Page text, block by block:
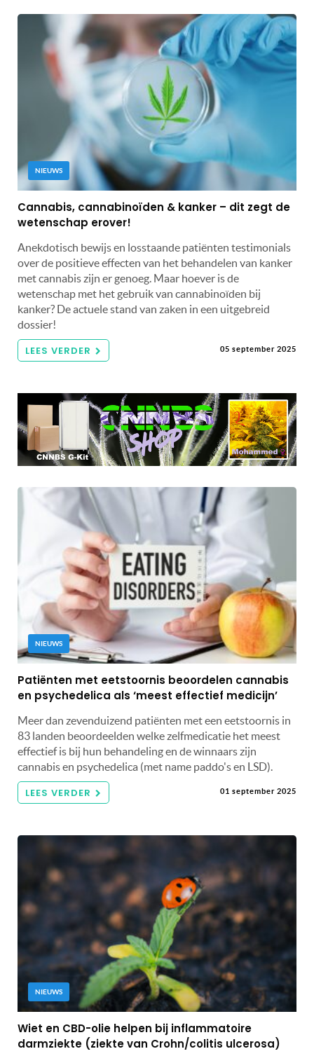
NIEUWS
Cannabis, cannabinoïden & kanker – dit zegt de
wetenschap erover!
Anekdotisch bewijs en losstaande patiënten testimonials
over de positieve effecten van het behandelen van kanker
met cannabis zijn er genoeg. Maar hoever is de
wetenschap met het gebruik van cannabinoïden bij
kanker? De actuele stand van zaken in een uitgebreid
dossier!
LEES VERDER 05 september 2025
NIEUWS
Patiënten met eetstoornis beoordelen cannabis
en psychedelica als ‘meest effectief medicijn’
Meer dan zevenduizend patiënten met een eetstoornis in
83 landen beoordeelden welke zelfmedicatie het meest
effectief is bij hun behandeling en de winnaars zijn
cannabis en psychedelica (met name paddo's en LSD).
LEES VERDER 01 september 2025
NIEUWS
Wiet en CBD-olie helpen bij inflammatoire
darmziekte (ziekte van Crohn/colitis ulcerosa)